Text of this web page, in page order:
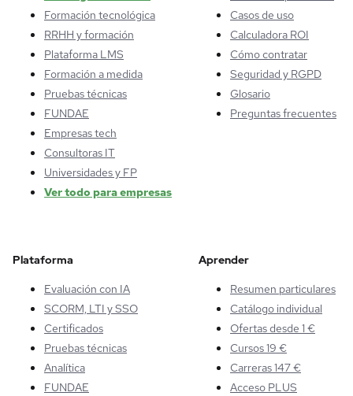
Formación tecnológica
RRHH y formación
Plataforma LMS
Formación a medida
Pruebas técnicas
FUNDAE
Empresas tech
Consultoras IT
Universidades y FP
Ver todo para empresas
Casos de uso
Calculadora ROI
Cómo contratar
Seguridad y RGPD
Glosario
Preguntas frecuentes
Plataforma
Evaluación con IA
SCORM, LTI y SSO
Certificados
Pruebas técnicas
Analítica
FUNDAE
Aprender
Resumen particulares
Catálogo individual
Ofertas desde 1 €
Cursos 19 €
Carreras 147 €
Acceso PLUS